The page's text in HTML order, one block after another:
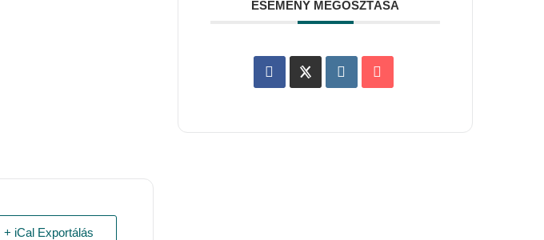
+ iCal Exportálás
ESEMÉNY MEGOSZTÁSA